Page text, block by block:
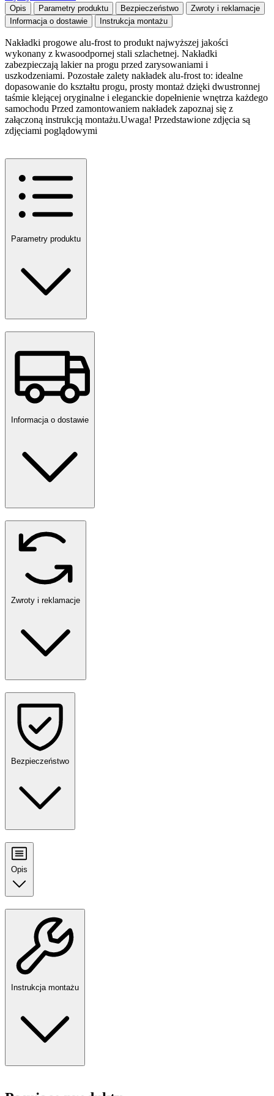
Opis Parametry produktu Bezpieczeństwo
Zwroty i reklamacje
Informacja o dostawie
Instrukcja montażu
Nakładki progowe alu-frost to produkt najwyższej jakości
wykonany z kwasoodpornej stali szlachetnej. Nakładki
zabezpieczają lakier na progu przed zarysowaniami i
uszkodzeniami. Pozostałe zalety nakładek alu-frost to: idealne
dopasowanie do kształtu progu, prosty montaż dzięki dwustronnej
taśmie klejącej oryginalne i eleganckie dopełnienie wnętrza każdego
samochodu Przed zamontowaniem nakładek zapoznaj się z
załączoną instrukcją montażu.Uwaga! Przedstawione zdjęcia są
zdjęciami poglądowymi
Parametry produktu
Informacja o dostawie
Zwroty i reklamacje
Bezpieczeństwo
Opis
Instrukcja montażu